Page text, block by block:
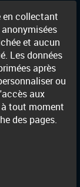
NUMÉRIQUES
en collectant
et aucun
Les données
après
ou
aux
tout moment
des pages.